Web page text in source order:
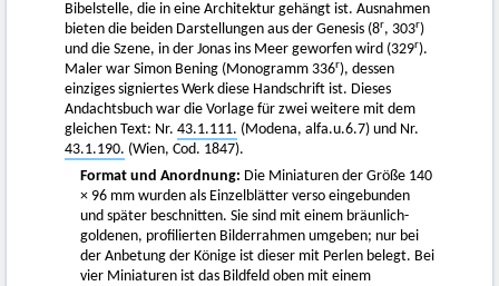
Bibelstelle, die in eine Architektur gehängt ist. Ausnahmen
bieten die beiden Darstellungen aus der Genesis (8r, 303r)
und die Szene, in der Jonas ins Meer geworfen wird (329r).
Maler war Simon Bening (Monogramm 336r), dessen
einziges signiertes Werk diese Handschrift ist. Dieses
Andachtsbuch war die Vorlage für zwei weitere mit dem
gleichen Text: Nr. 43.1.111. (Modena, alfa.u.6.7) und Nr.
43.1.190. (Wien, Cod. 1847).
Format und Anordnung: Die Miniaturen der Größe 140
× 96 mm wurden als Einzelblätter verso eingebunden
und später beschnitten. Sie sind mit einem bräunlich-
goldenen, profilierten Bilderrahmen umgeben; nur bei
der Anbetung der Könige ist dieser mit Perlen belegt. Bei
vier Miniaturen ist das Bildfeld oben mit einem